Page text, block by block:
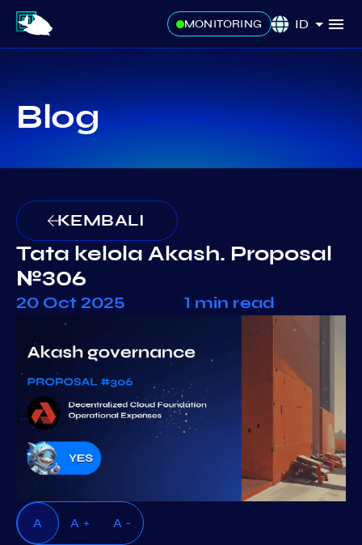
MONITORING ID
Blog
KEMBALI
Tata kelola Akash. Proposal
№306
20 Oct 2025 1 min read
A A + A -